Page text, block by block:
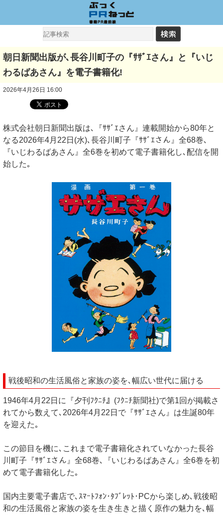
朝日新聞出版が､長谷川町子の『ｻｻﾞｴさん』と『いじ
わるばあさん』を電子書籍化!
2026年4月26日 16:00
株式会社朝日新聞出版は､『ｻｻﾞｴさん』連載開始から80年と
なる2026年4月22日(水)､長谷川町子『ｻｻﾞｴさん』全68巻､
『いじわるばあさん』全6巻を初めて電子書籍化し､配信を開
始した｡
戦後昭和の生活風俗と家族の姿を､幅広い世代に届ける
1946年4月22日に『夕刊ﾌｸﾆﾁ』(ﾌｸﾆﾁ新聞社)で第1回が掲載さ
れてから数えて､2026年4月22日で『ｻｻﾞｴさん』は生誕80年
を迎えた｡
この節目を機に､これまで電子書籍化されていなかった長谷
川町子『ｻｻﾞｴさん』全68巻､『いじわるばあさん』全6巻を初
めて電子書籍化した｡
国内主要電子書店で､ｽﾏｰﾄﾌｫﾝ･ﾀﾌﾞﾚｯﾄ･PCから楽しめ､戦後昭
和の生活風俗と家族の姿を生き生きと描く原作の魅力を､幅